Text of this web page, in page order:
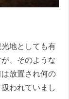
光地としても有
、そのような
放置され何の
われていまし